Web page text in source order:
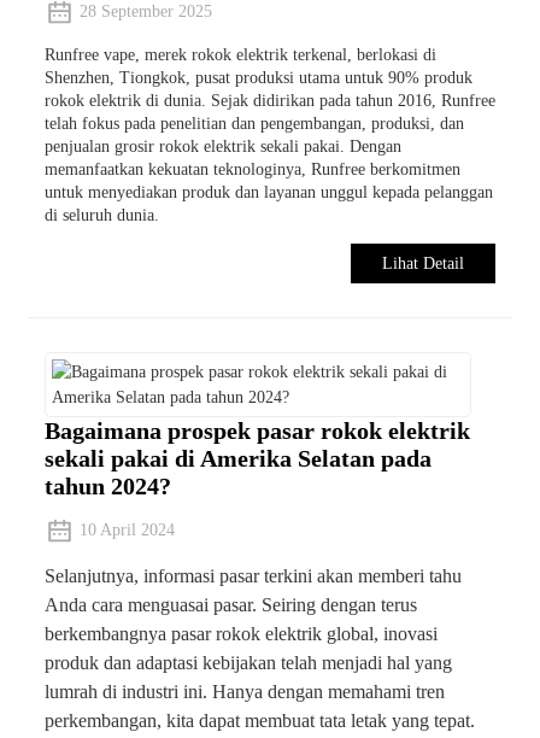
28 September 2025
Runfree vape, merek rokok elektrik terkenal, berlokasi di
Shenzhen, Tiongkok, pusat produksi utama untuk 90% produk
rokok elektrik di dunia. Sejak didirikan pada tahun 2016, Runfree
telah fokus pada penelitian dan pengembangan, produksi, dan
penjualan grosir rokok elektrik sekali pakai. Dengan
memanfaatkan kekuatan teknologinya, Runfree berkomitmen
untuk menyediakan produk dan layanan unggul kepada pelanggan
di seluruh dunia.
Lihat Detail
Bagaimana prospek pasar rokok elektrik
sekali pakai di Amerika Selatan pada
tahun 2024?
10 April 2024
Selanjutnya, informasi pasar terkini akan memberi tahu
Anda cara menguasai pasar. Seiring dengan terus
berkembangnya pasar rokok elektrik global, inovasi
produk dan adaptasi kebijakan telah menjadi hal yang
lumrah di industri ini. Hanya dengan memahami tren
perkembangan, kita dapat membuat tata letak yang tepat.